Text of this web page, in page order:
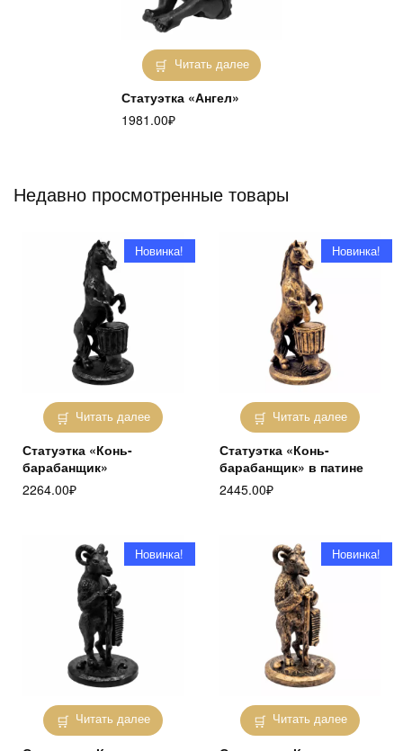
Читать далее
Статуэтка «Ангел»
1981.00₽
Недавно просмотренные товары
Читать далее
Новинка!
Статуэтка «Конь-
барабанщик»
2264.00₽
Читать далее
Новинка!
Статуэтка «Конь-
барабанщик» в патине
2445.00₽
Читать далее
Новинка!
Читать далее
Новинка!